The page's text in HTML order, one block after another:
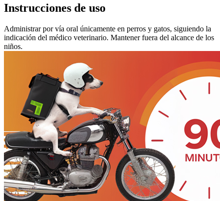
Instrucciones de uso
Administrar por vía oral únicamente en perros y gatos, siguiendo la
indicación del médico veterinario. Mantener fuera del alcance de los
niños.